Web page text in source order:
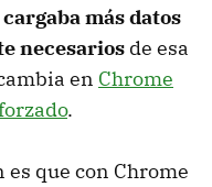
más datos
necesarios de esa
en Chrome
.
que con Chrome